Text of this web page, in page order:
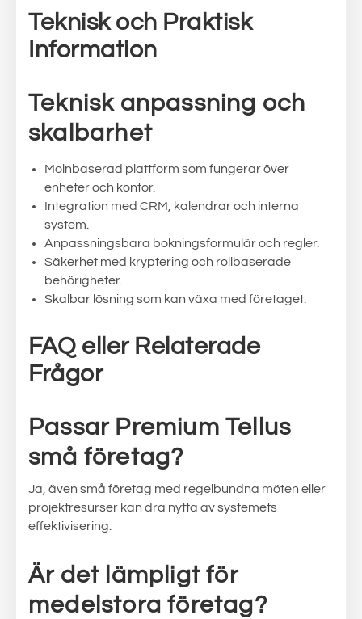
Teknisk och Praktisk
Information
Teknisk anpassning och
skalbarhet
Molnbaserad plattform som fungerar över
enheter och kontor.
Integration med CRM, kalendrar och interna
system.
Anpassningsbara bokningsformulär och regler.
Säkerhet med kryptering och rollbaserade
behörigheter.
Skalbar lösning som kan växa med företaget.
FAQ eller Relaterade
Frågor
Passar Premium Tellus
små företag?
Ja, även små företag med regelbundna möten eller
projektresurser kan dra nytta av systemets
effektivisering.
Är det lämpligt för
medelstora företag?